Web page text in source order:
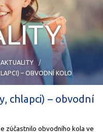
AKTUALITY
– OBVODNÍ KOLO
chlapci) – obvodní
zúčastnilo obvodního kola ve